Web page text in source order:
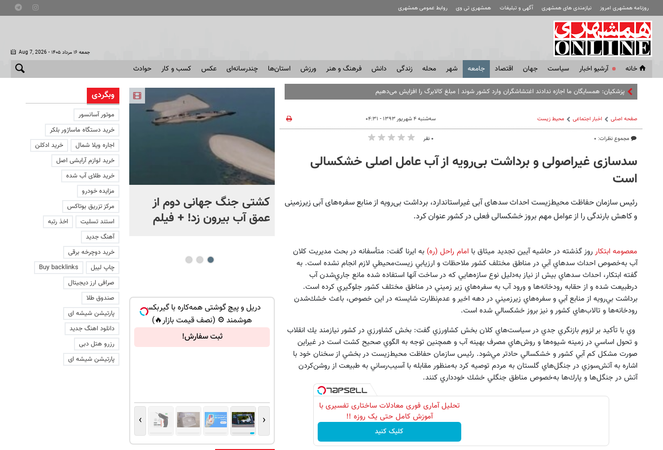
روزنامه همشهری امروز نیازمندی های همشهری آگهی و تبلیغات همشهری تی وی روابط عمومی همشهری
Aug 7, 2026 - جمعه ۱۶ مرداد ۱۴۰۵
خانه آرشیو اخبار سياست جهان اقتصاد جامعه شهر محله زندگی دانش فرهنگ و هنر ورزش استان‌ها چندرسانه‌ای عکس کسب و کار حوادث
پزشکیان: همسایگان ما اجازه ندادند اغتشاشگران وارد کشور شوند | مبلغ کالابرگ را افزایش می‌دهیم
صفحه اصلی اخبار اجتماعی محیط زیست
مجموع نظرات: ۰
سه‌شنبه ۴ شهریور ۱۳۹۳ - ۰۴:۳۱
۰ نفر
سدسازی غیراصولی و برداشت بی‌رویه از آب عامل اصلی خشکسالی
است
رئیس سازمان حفاظت محیط‌زیست احداث سدهای آبی غیراستاندارد، برداشت بی‌رویه از منابع سفره‌های آبی زیرزمینی
و کاهش بارندگی را از عوامل مهم بروز خشکسالی فعلی در کشور عنوان کرد.
معصومه ابتكار روز گذشته در حاشيه آيين تجديد ميثاق با امام راحل (ره) به ايرنا گفت: متأسفانه در بحث مديريت كلان
آب به‌خصوص احداث سدهاي آبي در مناطق مختلف كشور ملاحظات و ارزيابي زيست‌محيطي لازم انجام نشده است. به
گفته ابتكار، احداث سدهاي بيش از نياز به‌دليل نوع سازه‌هايي كه در ساخت آنها استفاده شده مانع جاري‌شدن آب
درطبيعت شده و از حقابه رودخانه‌ها و ورود آب به سفره‌هاي زير زميني در مناطق مختلف كشور جلوگيري كرده است.
برداشت بي‌رويه از منابع آبي و سفره‌هاي زيرزميني در دهه اخير و عدم‌نظارت شايسته در اين خصوص، باعث خشك‌شدن
رودخانه‌ها و تالاب‌هاي كشور و نيز بروز خشكسالي شده است.
وي با تأكيد بر لزوم بازنگري جدي در سياست‌هاي كلان بخش كشاورزي گفت: بخش كشاورزي در كشور نيازمند يك انقلاب
و تحول اساسي در زمينه شيوه‌ها و روش‌هاي مصرف بهينه آب و همچنين توجه به الگوي صحيح كشت است در غيراين
صورت مشكل كم آبي كشور و خشكسالي حادتر مي‌شود. رئيس سازمان حفاظت محيط‌زيست در بخشي از سخنان خود با
اشاره به آتش‌سوزي در جنگل‌هاي گلستان به مردم توصيه كرد به‌منظور مقابله با آسيب‌رساني به طبيعت از روشن‌كردن
آتش در جنگل‌ها و پارك‌ها به‌خصوص مناطق جنگلي خشك خودداري كنند.
تحلیل آماری فوری معادلات ساختاری تفسیری با
آموزش کامل حتی یک روزه !!
کلیک کنید
کنترل اوضاع از دست ترامپ
خارج شد...
کشتی‌ جنگ جهانی دوم از
عمق آب بیرون زد! + فیلم
افشای اطلاعات برای ترور
بارون ترامپ | ماجرای قرار
عاشقانه با یک زن
بازدید از IM LS7 لوکس ترین شاسی بلند
ثبت درخواست
خرید قسطی
الان سفارش بده!
دریل و پیچ گوشتی همه‌کاره با گیربکس
هوشمند ⚙️ (نصف قیمت بازار🔥)
ثبت سفارش!
‹
›
وبگردی
موتور آسانسور
خرید دستگاه ماساژور بلکر
اجاره ویلا شمال
خرید ادکلن
خرید لوازم آرایشی اصل
خرید طلای آب شده
مزایده خودرو
مرکز تزریق بوتاکس
استند تسلیت
اخذ رتبه
آهنگ جدید
خرید دوچرخه برقی
چاپ لیبل
Buy backlinks
صرافی ارز دیجیتال
صندوق طلا
پارتیشن شیشه ای
دانلود اهنگ جدید
رزرو هتل دبی
پارتیشن شیشه ای